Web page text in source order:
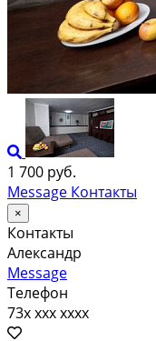
1 700 руб.
Message Контакты
×
Контакты
Александр
Message
Телефон
73x xxx xxxx